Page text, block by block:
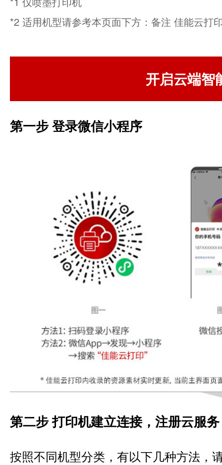
*2 适用机型请参考本页面下方：备注 佳能云打
开启云端智
第一步 登录微信小程序
第二步 打印机建立连接，注册云服
按照不同机型分类，有以下几种方法，